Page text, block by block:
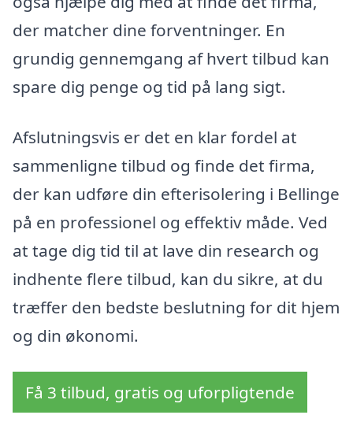
der matcher dine forventninger. En
grundig gennemgang af hvert tilbud kan
spare dig penge og tid på lang sigt.
Afslutningsvis er det en klar fordel at
sammenligne tilbud og finde det firma,
der kan udføre din efterisolering i Bellinge
på en professionel og effektiv måde. Ved
at tage dig tid til at lave din research og
indhente flere tilbud, kan du sikre, at du
træffer den bedste beslutning for dit hjem
og din økonomi.
Få 3 tilbud, gratis og uforpligtende